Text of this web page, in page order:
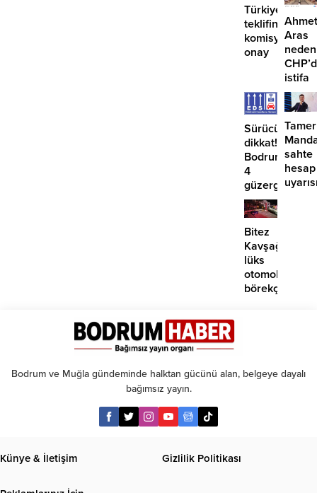
Türkiye
teklifine
komisyondan
onay
Ahmet
Aras
neden
istifa
Sürücüler
dikkat!
Bodrum’da
4
güzergahta
EDS
başlıyor
Tamer
sahte
hesap
Bitez
Kavşağı’nda
lüks
otomobil
börekçiye
Bodrum ve Muğla gündeminde halktan gücünü alan, belgeye dayalı
bağımsız yayın.
Künye & İletişim Gizlilik Politikası